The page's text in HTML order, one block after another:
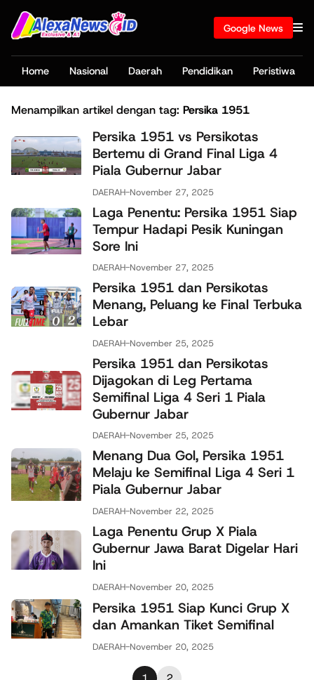
Google News
Home Nasional Daerah Pendidikan Peristiwa
Menampilkan artikel dengan tag: Persika 1951
Persika 1951 vs Persikotas
Bertemu di Grand Final Liga 4
Piala Gubernur Jabar
DAERAH-November 27, 2025
Laga Penentu: Persika 1951 Siap
Tempur Hadapi Pesik Kuningan
Sore Ini
DAERAH-November 27, 2025
Persika 1951 dan Persikotas
Menang, Peluang ke Final Terbuka
Lebar
DAERAH-November 25, 2025
Persika 1951 dan Persikotas
Dijagokan di Leg Pertama
Semifinal Liga 4 Seri 1 Piala
Gubernur Jabar
DAERAH-November 25, 2025
Menang Dua Gol, Persika 1951
Melaju ke Semifinal Liga 4 Seri 1
Piala Gubernur Jabar
DAERAH-November 22, 2025
Laga Penentu Grup X Piala
Gubernur Jawa Barat Digelar Hari
Ini
DAERAH-November 20, 2025
Persika 1951 Siap Kunci Grup X
dan Amankan Tiket Semifinal
DAERAH-November 20, 2025